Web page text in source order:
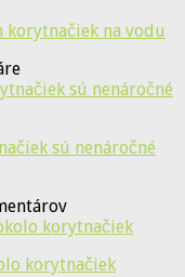
korytnačiek na vodu
sú nenáročné
korytnačiek